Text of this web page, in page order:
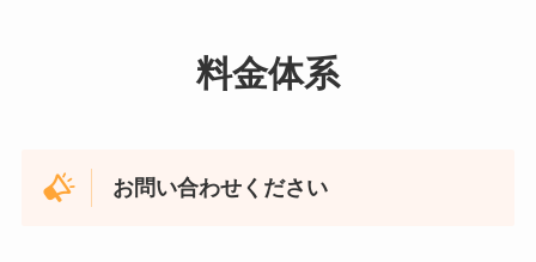
料金体系
お問い合わせください